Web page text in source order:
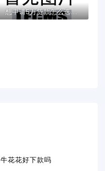
想申请5万贷款怎么选？这些正规渠道通过率高
牛花花好下款吗